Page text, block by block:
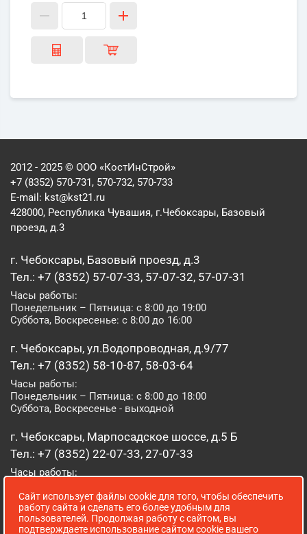
2012 - 2025 © ООО «КостИнСтрой»
+7 (8352) 570-731, 570-732, 570-733
E-mail: kst@kst21.ru
428000, Республика Чувашия, г.Чебоксары, Базовый
проезд, д.3
г. Чебоксары, Базовый проезд, д.3
Тел.: +7 (8352) 57-07-33, 57-07-32, 57-07-31
Часы работы:
Понедельник – Пятница: с 8:00 до 19:00
Суббота, Воскресенье: с 8:00 до 16:00
г. Чебоксары, ул.Водопроводная, д.9/77
Тел.: +7 (8352) 58-10-87, 58-03-64
Часы работы:
Понедельник – Пятница: с 8:00 до 18:00
Суббота, Воскресенье - выходной
г. Чебоксары, Марпосадское шоссе, д.5 Б
Тел.: +7 (8352) 22-07-33, 27-07-33
Часы работы:
Суббота, Воскресенье: с 8:00 до 16:00
г. Йошкар-Ола, ул. Луначарского, д. 52 А
Сайт использует файлы cookie для того, чтобы обеспечить
работу сайта и сделать его более удобным для
пользователей. Продолжая работу с сайтом, вы
подтверждаете использование сайтом cookie вашего